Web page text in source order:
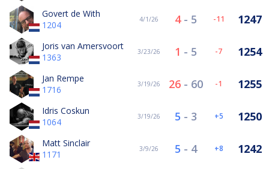
Govert de With
1204
4/1/26 4- 5 -11 1247
Joris van Amersvoort
1363
3/23/26 1 - 5 -7 1254
Jan Rempe
1716
3/19/26 26 - 60 -1 1255
Idris Coskun
1064
3/19/26 5 - 3 5 1250
Matt Sinclair
1171
3/9/26 5 - 4 8 1242